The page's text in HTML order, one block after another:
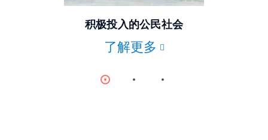
© DLRG积极投入的公民社会
了解更多